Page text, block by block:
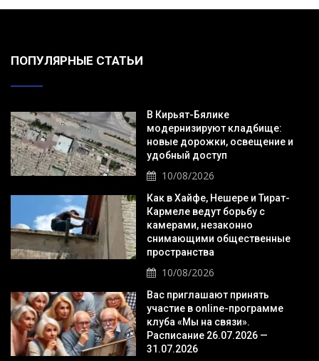
ПОПУЛЯРНЫЕ СТАТЬИ
В Кирьят-Бялике
модернизируют кладбище:
новые дорожки, освещение и
удобный доступ
10/08/2026
Как в Хайфе, Нешере и Тират-
Кармеле ведут борьбу с
камерами, незаконно
снимающими общественные
пространства
10/08/2026
Вас приглашают принять
участие в online-программе
клуба «Мы на связи».
Расписание 26.07.2026 —
31.07.2026